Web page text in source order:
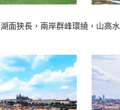
面狹長，兩岸群峰環繞，山高